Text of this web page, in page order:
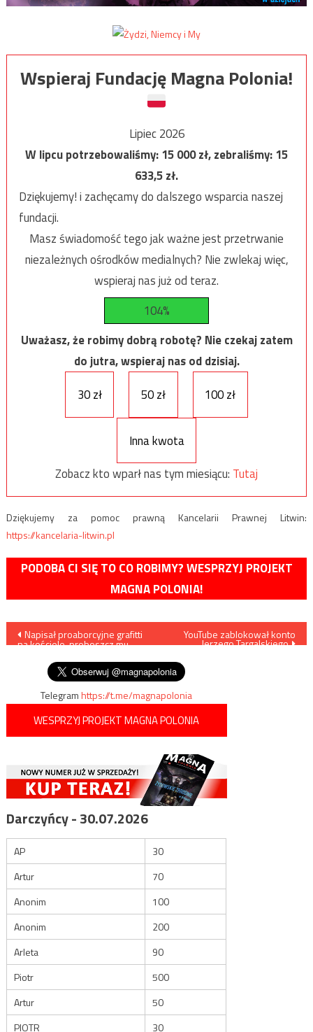
Wspieraj Fundację Magna Polonia!
Lipiec 2026
W lipcu potrzebowaliśmy:15 000zł, zebraliśmy:15
633,5zł.
Dziękujemy! i zachęcamy do dalszego wsparcia naszej
fundacji.
Masz świadomość tego jak ważne jest przetrwanie
niezależnych ośrodków medialnych? Nie zwlekaj więc,
wspieraj nas już od teraz.
104%
Uważasz, że robimy dobrą robotę? Nie czekaj zatem
do jutra, wspieraj nas od dzisiaj.
30 zł
50 zł 100 zł
Inna kwota
Zobacz kto wparł nas tym miesiącu: Tutaj
Dziękujemy za pomoc prawną Kancelarii Prawnej Litwin:
https://kancelaria-litwin.pl
PODOBA CI SIĘ TO CO ROBIMY? WESPRZYJ PROJEKT
MAGNA POLONIA!
Nawigacja
wpisu
Napisał proaborcyjne grafitti
na kościele, proboszcz mu
YouTube zablokował konto
Jerzego Targalskiego
Telegramhttps://t.me/magnapolonia
WESPRZYJ PROJEKT MAGNA POLONIA
Darczyńcy - 30.07.2026
AP
30
Artur
70
Anonim
100
Anonim
200
Arleta
90
Piotr
500
Artur
50
PIOTR
30